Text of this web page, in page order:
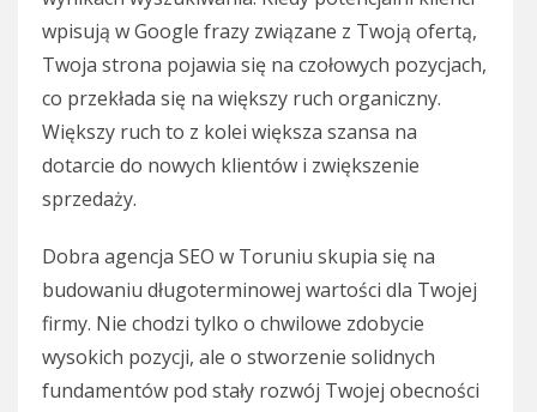
wpisują w Google frazy związane z Twoją ofertą,
Twoja strona pojawia się na czołowych pozycjach,
co przekłada się na większy ruch organiczny.
Większy ruch to z kolei większa szansa na
dotarcie do nowych klientów i zwiększenie
sprzedaży.
Dobra agencja SEO w Toruniu skupia się na
budowaniu długoterminowej wartości dla Twojej
firmy. Nie chodzi tylko o chwilowe zdobycie
wysokich pozycji, ale o stworzenie solidnych
fundamentów pod stały rozwój Twojej obecności